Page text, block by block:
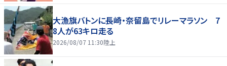
大漁旗バトンに長崎・奈留島でリレーマラソン 7
8人が63キロ走る
2026/08/07 11:30陸上